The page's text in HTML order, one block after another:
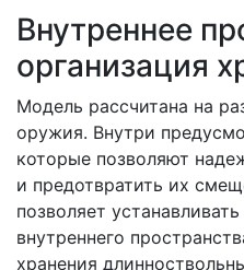
Внутреннее
организация
Модель рассчитана на
оружия. Внутри
которые позволяют
и предотвратить их
позволяет
внутреннего
хранения